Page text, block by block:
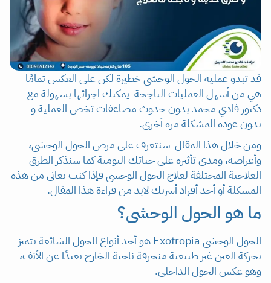
قد تبدو عملية الحول الوحشى خطيرة لكن على العكس تمامًا
هي من أسهل العمليات الناجحة يمكنك اجرائها بسهولة مع
دكتور فادي محمد بدون حدوث مضاعفات تخص العملية و
بدون عودة المشكلة مرة أخرى.
ومن خلال هذا المقال سنتعرف على مرض الحول الوحشى،
وأعراضه، ومدى تأثيره على حياتك اليومية كما سنذكر الطرق
العلاجية المختلفة لعلاج الحول الوحشى فإذا كنت تعاني من هذه
المشكلة أو أحد أفراد أسرتك لابد من قراءة هذا المقال.
ما هو الحول الوحشى؟
الحول الوحشى Exotropia هو أحد أنواع الحول الشائعة يتميز
بحركة العين غير طبيعية منحرفة ناحية الخارج بعيدًا عن الأنف،
وهو عكس الحول الداخلي.